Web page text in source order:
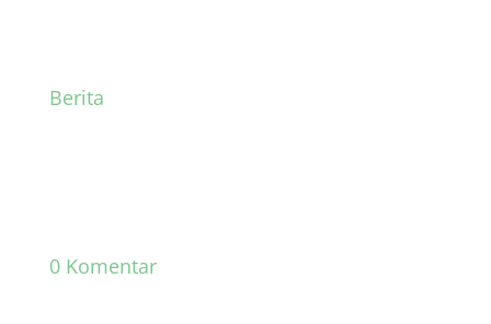
Berita
0 Komentar